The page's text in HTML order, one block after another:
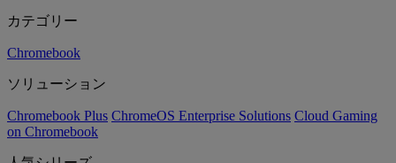
カテゴリー
Chromebook
ソリューション
Chromebook Plus ChromeOS Enterprise Solutions Cloud Gaming
on Chromebook